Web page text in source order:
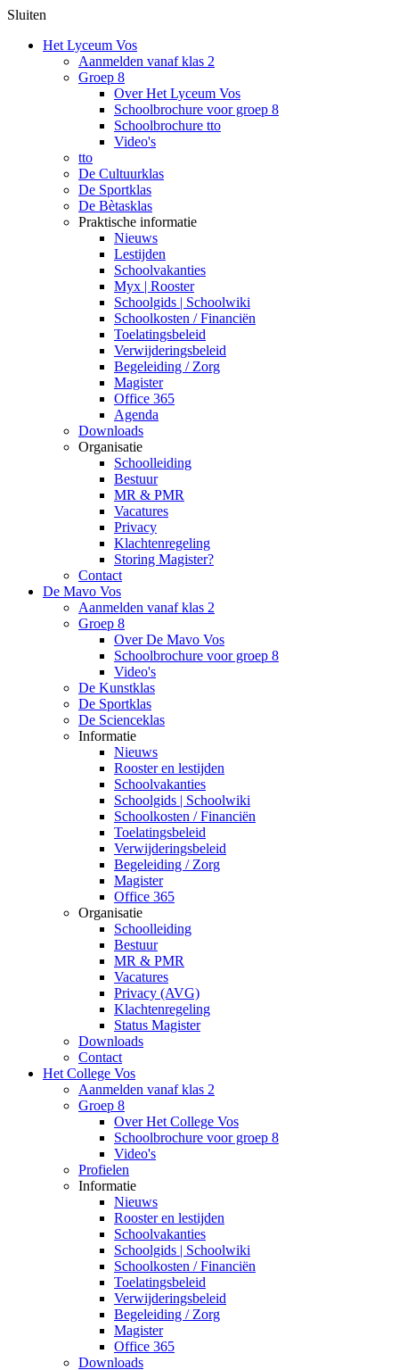
Sluiten
Het Lyceum Vos
Aanmelden vanaf klas 2
Groep 8
Over Het Lyceum Vos
Schoolbrochure voor groep 8
Schoolbrochure tto
Video's
tto
De Cultuurklas
De Sportklas
De Bètasklas
Praktische informatie
Nieuws
Lestijden
Schoolvakanties
Myx | Rooster
Schoolgids | Schoolwiki
Schoolkosten / Financiën
Toelatingsbeleid
Verwijderingsbeleid
Begeleiding / Zorg
Magister
Office 365
Agenda
Downloads
Organisatie
Schoolleiding
Bestuur
MR & PMR
Vacatures
Privacy
Klachtenregeling
Storing Magister?
Contact
De Mavo Vos
Aanmelden vanaf klas 2
Groep 8
Over De Mavo Vos
Schoolbrochure voor groep 8
Video's
De Kunstklas
De Sportklas
De Scienceklas
Informatie
Nieuws
Rooster en lestijden
Schoolvakanties
Schoolgids | Schoolwiki
Schoolkosten / Financiën
Toelatingsbeleid
Verwijderingsbeleid
Begeleiding / Zorg
Magister
Office 365
Organisatie
Schoolleiding
Bestuur
MR & PMR
Vacatures
Privacy (AVG)
Klachtenregeling
Status Magister
Downloads
Contact
Het College Vos
Aanmelden vanaf klas 2
Groep 8
Over Het College Vos
Schoolbrochure voor groep 8
Video's
Profielen
Informatie
Nieuws
Rooster en lestijden
Schoolvakanties
Schoolgids | Schoolwiki
Schoolkosten / Financiën
Toelatingsbeleid
Verwijderingsbeleid
Begeleiding / Zorg
Magister
Office 365
Downloads